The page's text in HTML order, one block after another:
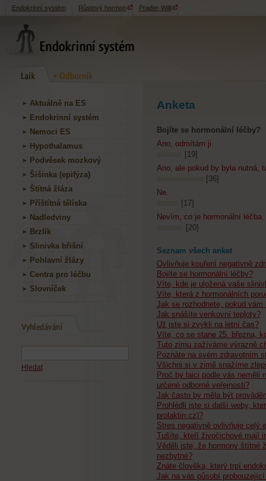
Endokrinní systém Růstový hormon Prader-Willi
Aktuálně na ES
Endokrinní systém
Nemoci ES
Hypothalamus
Podvěsek mozkový
Šišinka (epifýza)
Štítná žláza
Příštítná tělíska
Nadledviny
Brzlík
Slinivka břišní
Pohlavní žlázy
Centra pro léčbu
Slovníček
Hledat
Anketa
Bojíte se hormonální léčby?
Ano, odmítám ji.
[19]
Ano, ale pokud by byla nutná,
[36]
Ne.
[17]
Nevím, co je hormonální léčba.
[20]
Seznam všech anket
Ovlivňuje kouření negativně
Bojíte se hormonální léčby?
Víte, kde je uložená vaše
Víte, která z hormonálních
Jak se rozhodnete, pokud
Jak snášíte venkovní teploty?
Už jste si zvykli na letní čas?
Víte, co se stane 25. března,
Tuto zimu zažíváme výrazně
Poznáte na svém zdravotním
Všichni si v zimě snažíme
Proč by laici podle vás neměli
určené odborné veřejnosti?
Jak často by měla být
Prohlédli jste si další weby,
prolaktin.cz)?
Stres negativně ovlivňuje celý
Tušíte, kteří živočichové mají
Věděli jste, že hormony štítné
nezbytné?
Znáte člověka, který trpí
Jak na vás působí probouzející